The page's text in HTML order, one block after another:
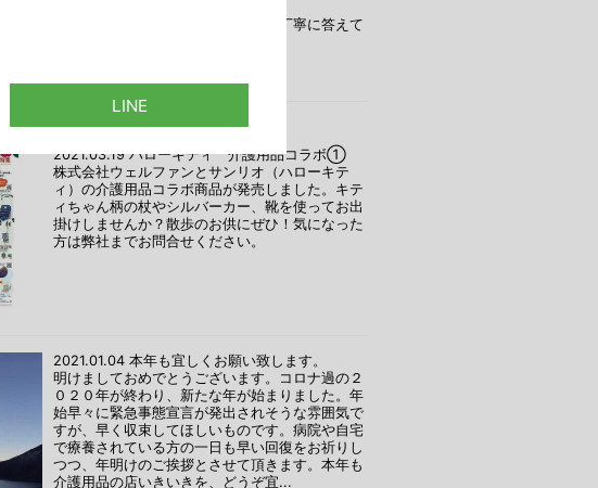
質問もあり当社の藤井専門相談員が丁寧に答えて
2021.03.19 ハローキティ 介護用品コラボ①
株式会社ウェルファンとサンリオ（ハローキテ
ィ）の介護用品コラボ商品が発売しました。キテ
ィちゃん柄の杖やシルバーカー、靴を使ってお出
掛けしませんか？散歩のお供にぜひ！気になった
方は弊社までお問合せください。
2021.01.04 本年も宜しくお願い致します。
明けましておめでとうございます。コロナ過の２
０２０年が終わり、新たな年が始まりました。年
始早々に緊急事態宣言が発出されそうな雰囲気で
すが、早く収束してほしいものです。病院や自宅
で療養されている方の一日も早い回復をお祈りし
つつ、年明けのご挨拶とさせて頂きます。本年も
介護用品の店いきいきを、どうぞ宜...